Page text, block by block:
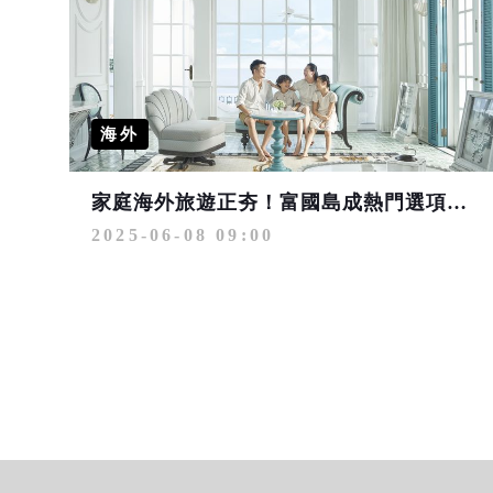
海外
家庭海外旅遊正夯！富國島成熱門選項 豐富家庭活動寓教於樂
2025-06-08 09:00